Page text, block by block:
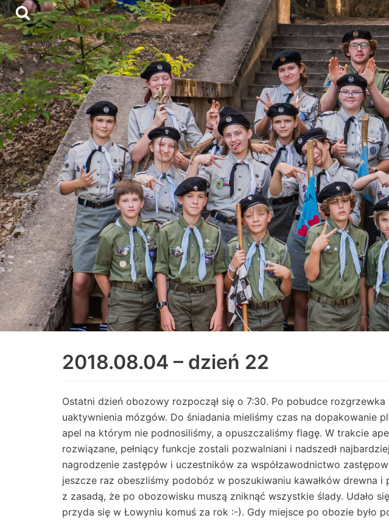
Skocz
do
treści
2018.08.04 – dzień 22
Ostatni dzień obozowy rozpoczął się o 7:30. Po pobudce
uaktywnienia mózgów. Do śniadania mieliśmy czas na dopakowanie
apel na którym nie podnosiliśmy, a opuszczaliśmy flagę. W trakcie
rozwiązane, pełniący funkcje zostali pozwalniani i nadszedł
nagrodzenie zastępów i uczestników za współzawodnictwo
jeszcze raz obeszliśmy podobóz w poszukiwaniu kawałków drewna i
z zasadą, że po obozowisku muszą zniknąć wszystkie ślady. Udało
przyda się w Łowyniu komuś za rok :-). Gdy miejsce po obozie było